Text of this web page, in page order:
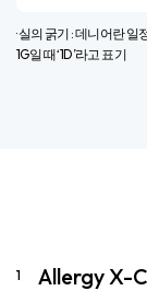
· 실의 굵기 : 데니어란
1G일 때 ‘1D’라고 표기​
1 Allergy X-